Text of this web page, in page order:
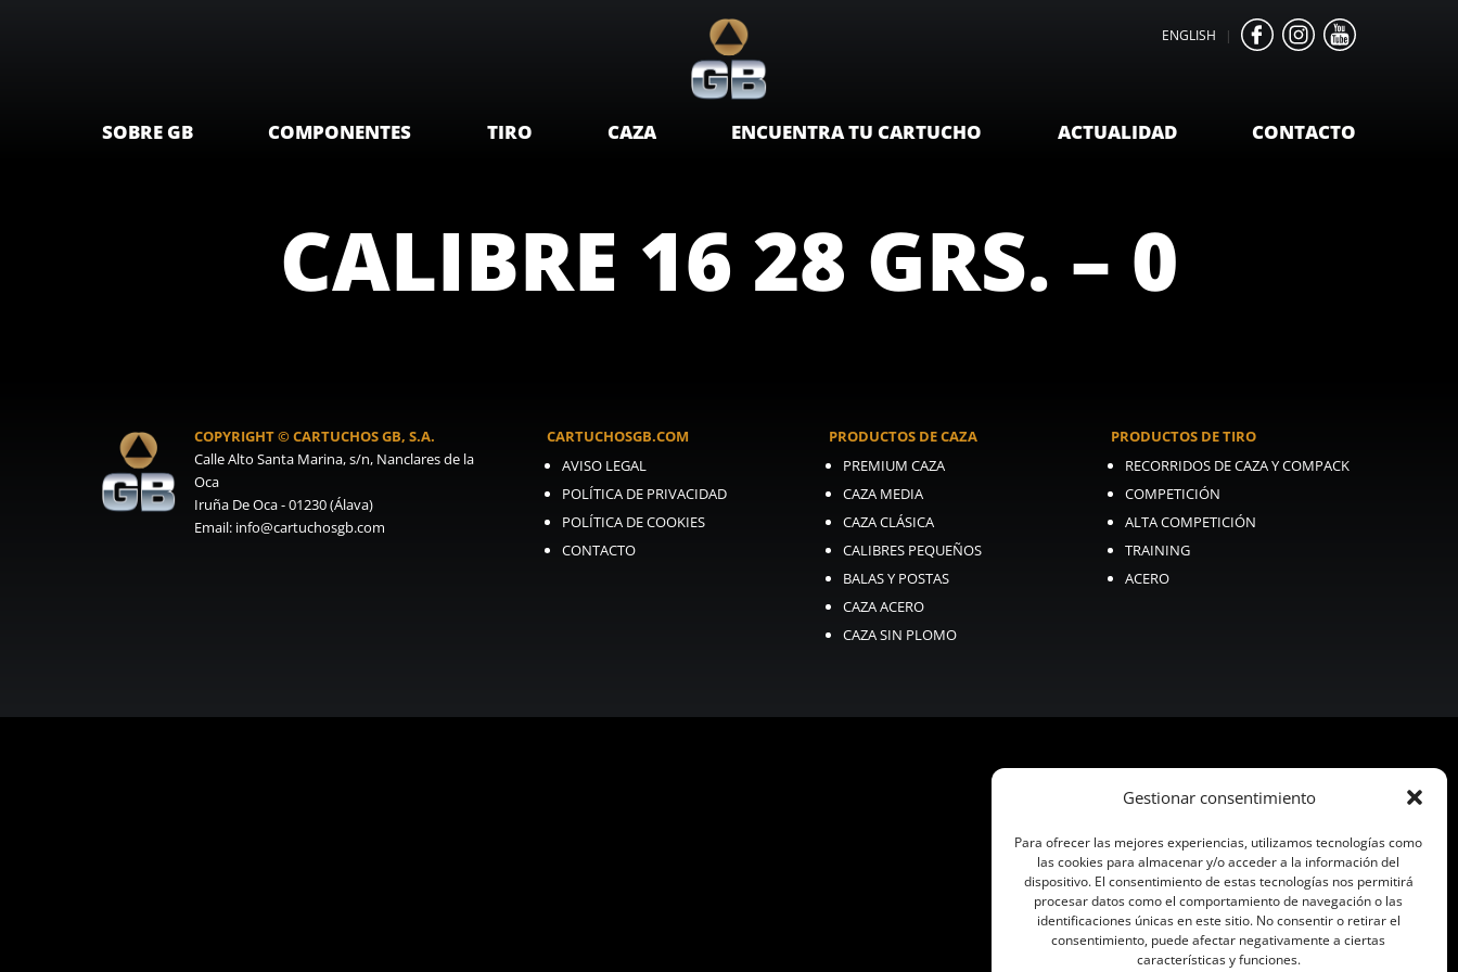
Gestionar consentimiento
Para ofrecer las mejores experiencias, utilizamos tecnologías como
las cookies para almacenar y/o acceder a la información del
dispositivo. El consentimiento de estas tecnologías nos permitirá
procesar datos como el comportamiento de navegación o las
identificaciones únicas en este sitio. No consentir o retirar el
consentimiento, puede afectar negativamente a ciertas
características y funciones.
ENGLISH |
SOBRE GB COMPONENTES TIRO CAZA ENCUENTRA TU CARTUCHO ACTUALIDAD CONTACTO
CALIBRE 16 28 GRS. – 0
COPYRIGHT © CARTUCHOS GB, S.A.
Calle Alto Santa Marina, s/n, Nanclares de la
Oca
Iruña De Oca - 01230 (Álava)
Email: info@cartuchosgb.com
CARTUCHOSGB.COM
AVISO LEGAL
POLÍTICA DE PRIVACIDAD
POLÍTICA DE COOKIES
CONTACTO
PRODUCTOS DE CAZA
PREMIUM CAZA
CAZA MEDIA
CAZA CLÁSICA
CALIBRES PEQUEÑOS
BALAS Y POSTAS
CAZA ACERO
CAZA SIN PLOMO
PRODUCTOS DE TIRO
RECORRIDOS DE CAZA Y COMPACK
COMPETICIÓN
ALTA COMPETICIÓN
TRAINING
ACERO